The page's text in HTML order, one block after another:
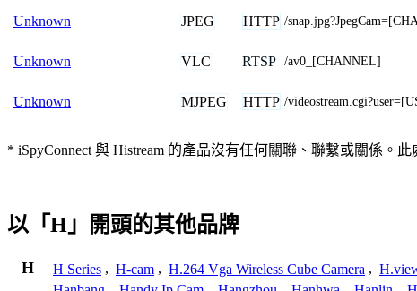
Unknown JPEG HTTP /
Unknown VLC RTSP /av0_[CHANNEL]
Unknown MJPEG HTTP /
* iSpyConnect 與 Histream 的產品沒有任何關聯、聯繫或關係
以「H」開頭的其他品牌
H H Series , H-cam , H.264 Vga Wireless Cube Camera ,